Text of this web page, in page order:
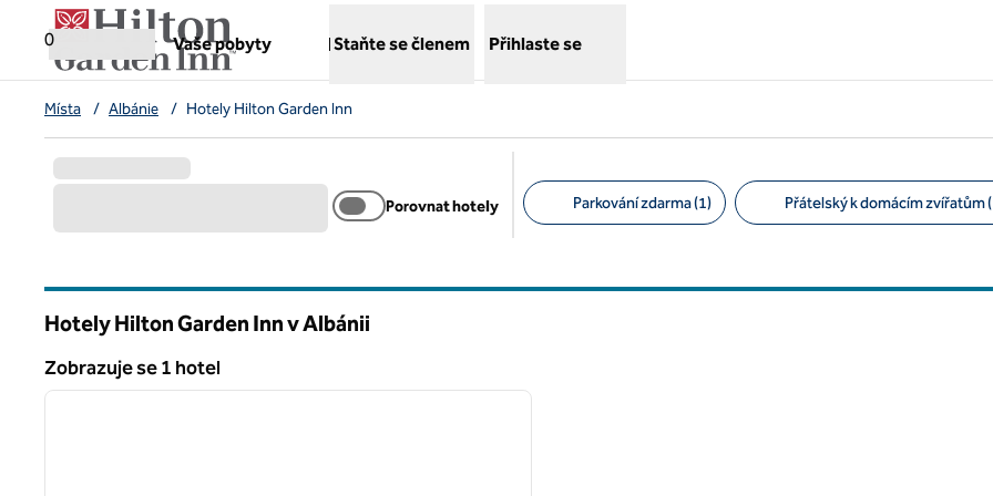
Přejít na obsah
0
Vaše pobyty
,otvírá novou záložku
Staňte se členem Přihlaste se
Místa / Albánie / Hotely Hilton Garden Inn
Porovnat hotely Parkování zdarma (1) Přátelský k domácím zvířatům
Hotely Hilton Garden Inn v Albánii
Zobrazuje se 1 hotel
Zobrazuje se 1 hotel
1 z 12
další obrázek